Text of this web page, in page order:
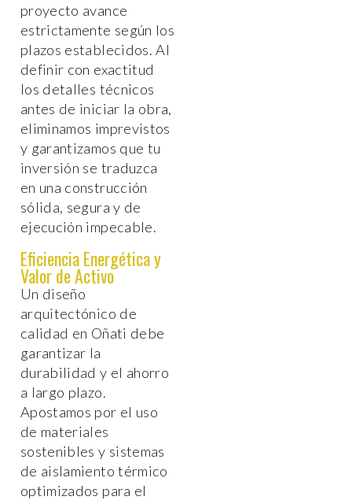
proyecto avance
estrictamente según los
plazos establecidos. Al
definir con exactitud
los detalles técnicos
antes de iniciar la obra,
eliminamos imprevistos
y garantizamos que tu
inversión se traduzca
en una construcción
sólida, segura y de
ejecución impecable.
Eficiencia Energética y
Valor de Activo
Un diseño
arquitectónico de
calidad en Oñati debe
garantizar la
durabilidad y el ahorro
a largo plazo.
Apostamos por el uso
de materiales
sostenibles y sistemas
de aislamiento térmico
optimizados para el